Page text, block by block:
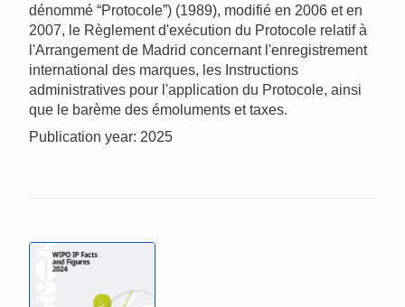
dénommé “Protocole”) (1989), modifié en 2006 et en
2007, le Règlement d'exécution du Protocole relatif à
l'Arrangement de Madrid concernant l'enregistrement
international des marques, les Instructions
administratives pour l'application du Protocole, ainsi
que le barème des émoluments et taxes.
Publication year: 2025